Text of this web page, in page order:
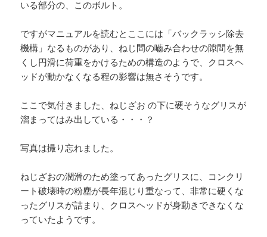
いる部分の、このボルト。
ですがマニュアルを読むとここには「バックラッシ除去
機構」なるものがあり、ねじ間の嚙み合わせの隙間を無
くし円滑に荷重をかけるための構造のようで、クロスヘ
ッドが動かなくなる程の影響は無さそうです。
ここで気付きました、ねじざお の下に硬そうなグリスが
溜まってはみ出している・・・？
写真は撮り忘れました。
ねじざおの潤滑のため塗ってあったグリスに、コンクリ
ート破壊時の粉塵が長年混じり重なって、非常に硬くな
ったグリスが詰まり、クロスヘッドが身動きできなくな
っていたようです。